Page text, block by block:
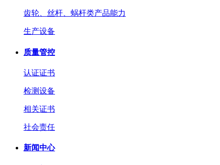
齿轮、丝杆、蜗杆类产品能力
生产设备
质量管控
认证证书
检测设备
相关证书
社会责任
新闻中心